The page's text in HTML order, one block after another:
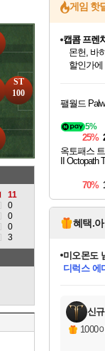
ST
100
11
0
0
0
3
게임 핫
최대
네이버
50%할
네이버
이니&베
네이버
할인&네
네이버
40주년
캡콤 프렌
몬헌, 바
할인가
일부 에
혜택으
편안하
팰월드
5%
25%
옥토패스
II Octopath
70%
혜택.
교환.
당첨되셨
당첨되셨
당첨되셨
미오몬도
디럭스 에
당첨되셨
당첨되셨
당첨되셨
에디션 (
당첨되셨
신
1000